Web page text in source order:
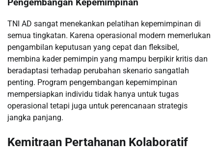
Pengembangan Kepemimpinan
TNI AD sangat menekankan pelatihan kepemimpinan di
semua tingkatan. Karena operasional modern memerlukan
pengambilan keputusan yang cepat dan fleksibel,
membina kader pemimpin yang mampu berpikir kritis dan
beradaptasi terhadap perubahan skenario sangatlah
penting. Program pengembangan kepemimpinan
mempersiapkan individu tidak hanya untuk tugas
operasional tetapi juga untuk perencanaan strategis
jangka panjang.
Kemitraan Pertahanan Kolaboratif